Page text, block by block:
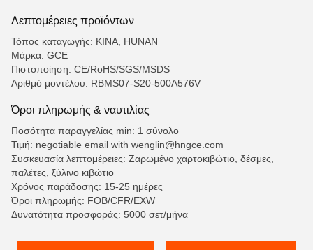
Λεπτομέρειες προϊόντων
Τόπος καταγωγής: ΚΙΝΑ, HUNAN
Μάρκα: GCE
Πιστοποίηση: CE/RoHS/SGS/MSDS
Αριθμό μοντέλου: RBMS07-S20-500A576V
Όροι πληρωμής & ναυτιλίας
Ποσότητα παραγγελίας min: 1 σύνολο
Τιμή: negotiable email with wenglin@hngce.com
Συσκευασία λεπτομέρειες: Ζαρωμένο χαρτοκιβώτιο, δέσμες,
παλέτες, ξύλινο κιβώτιο
Χρόνος παράδοσης: 15-25 ημέρες
Όροι πληρωμής: FOB/CFR/EXW
Δυνατότητα προσφοράς: 5000 σετ/μήνα